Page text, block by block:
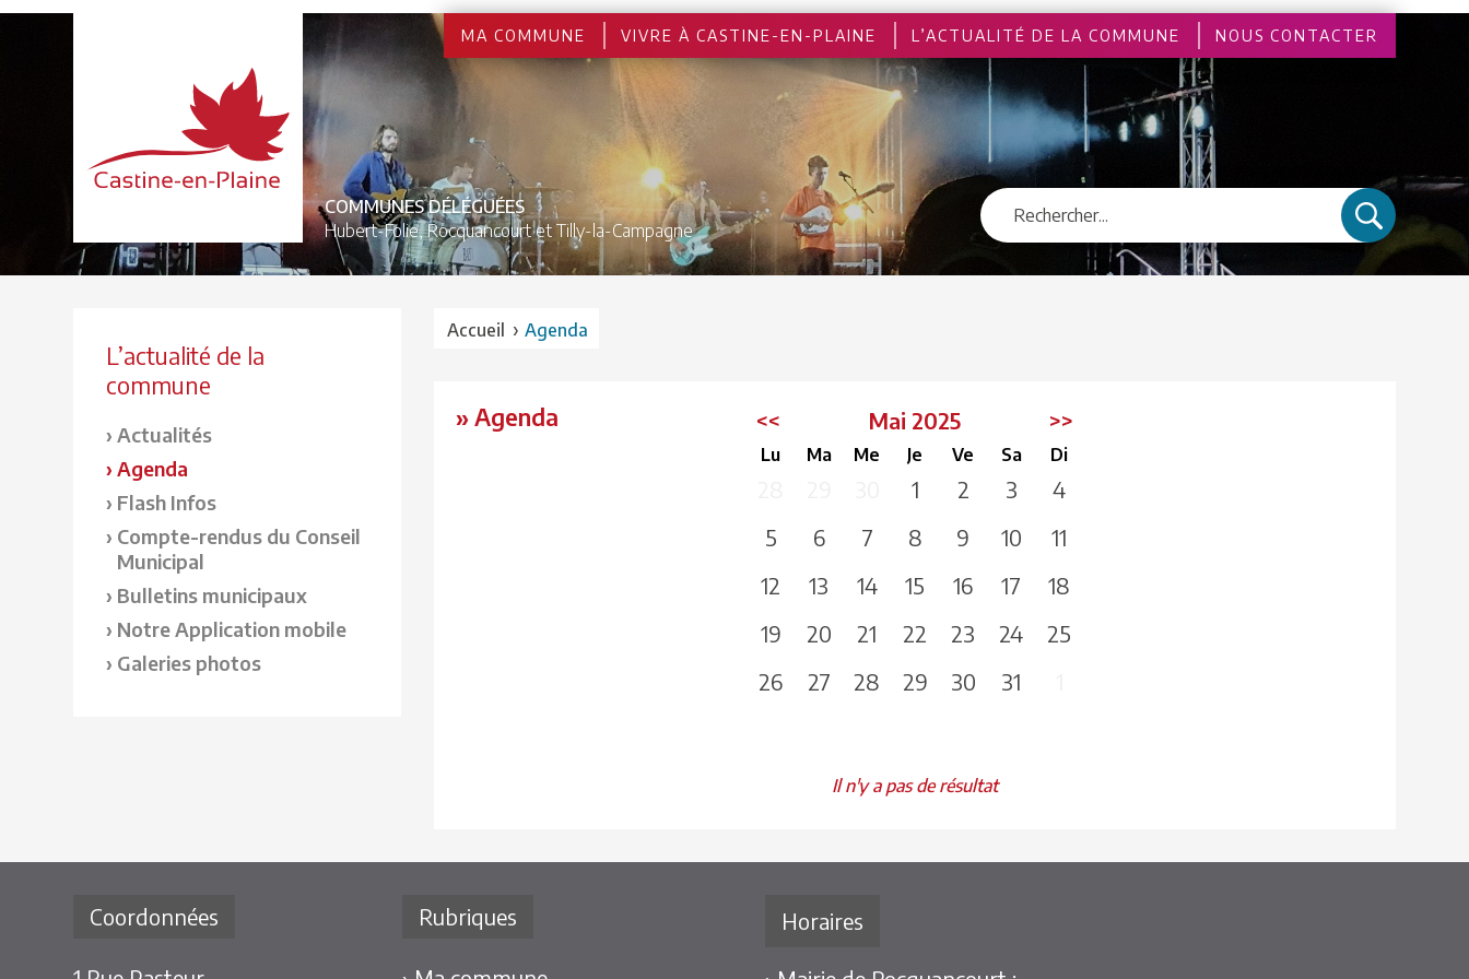
COMMUNES DÉLÉGUÉES
Hubert-Folie, Rocquancourt et Tilly-la-Campagne
MA COMMUNE VIVRE À CASTINE-EN-PLAINE L’ACTUALITÉ DE LA COMMUNE NOUS CONTACTER
L’actualité de la
commune
Actualités
Agenda
Flash Infos
Compte-rendus du Conseil
Municipal
Bulletins municipaux
Notre Application mobile
Galeries photos
Accueil ›Agenda
» Agenda << Mai 2025 >>
Lu Ma Me Je Ve Sa Di
1 2 3
4
5
6 7 8 9 10
11
12
13 14 15 16 17
18
19
20 21 22 23 24
25
26
27 28 29 30 31
Il n'y a pas de résultat
Coordonnées Rubriques Horaires